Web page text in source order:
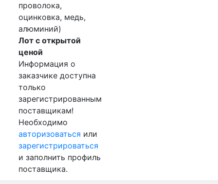
проволока,
оцинковка, медь,
алюминий)
Лот с открытой
ценой
Информация о
заказчике доступна
только
зарегистрированным
поставщикам!
Необходимо
авторизоваться или
зарегистрироваться
и заполнить профиль
поставщика.